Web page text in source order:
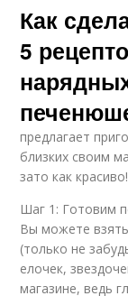
Как
5
предлагает
близких своим
зато как красиво!
Шаг 1: Готовим
Вы можете
(только не
елочек,
магазине, ведь